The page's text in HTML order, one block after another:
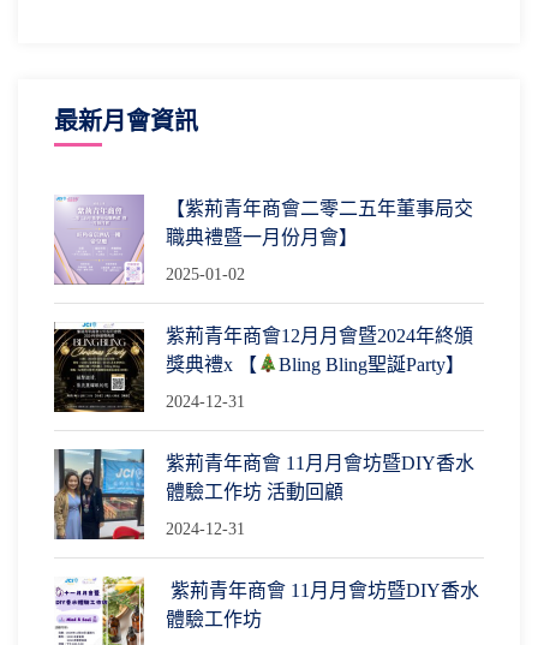
最新月會資訊
【紫荊青年商會二零二五年董事局交
職典禮暨一月份月會】
2025-01-02
紫荊青年商會12月月會暨2024年終頒
獎典禮x 【
Bling Bling聖誕Party】
2024-12-31
紫荊青年商會 11月月會坊暨DIY香水
體驗工作坊 活動回顧
2024-12-31
紫荊青年商會 11月月會坊暨DIY香水
體驗工作坊